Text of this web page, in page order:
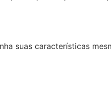
suas características